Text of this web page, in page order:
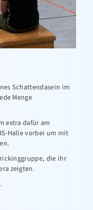
Schattendasein im
Menge
extra dafür am
Halle vorbei um mit
die ihr
zeigten.